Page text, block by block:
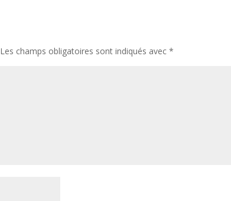
Les champs obligatoires sont indiqués avec*